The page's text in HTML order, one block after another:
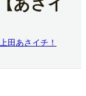
あさイ
田あさイチ！